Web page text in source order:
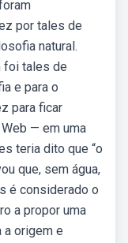
por tales de
natural.
foi tales de
e para o
para ficar
— em uma
teria dito que “o
que, sem água,
é considerado o
a propor uma
a origem e